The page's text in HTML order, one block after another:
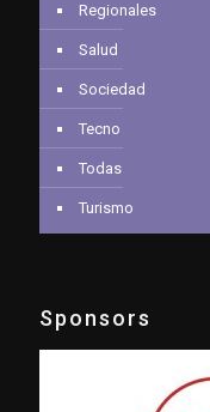
Regionales
Salud
Sociedad
Tecno
Todas
Turismo
Sponsors